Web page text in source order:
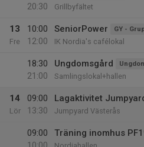
20:30
Grillbyfältet
13
Fre
10:00
12:00
SeniorPower GY -
IK Nordia's cafélokal
18:30
21:00
Ungdomsgård
Samlingslokal+hallen
14
Lör
09:00
13:30
Lagaktivitet
Jumpyard Västerås
09:00
Träning inomhus